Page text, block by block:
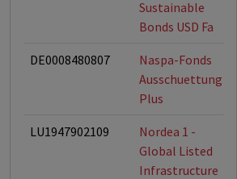
Sustainable
Bonds USD Fa
DE0008480807
Naspa-Fonds
Ausschuettung
Plus
LU1947902109
Nordea 1 -
Global Listed
Infrastructure